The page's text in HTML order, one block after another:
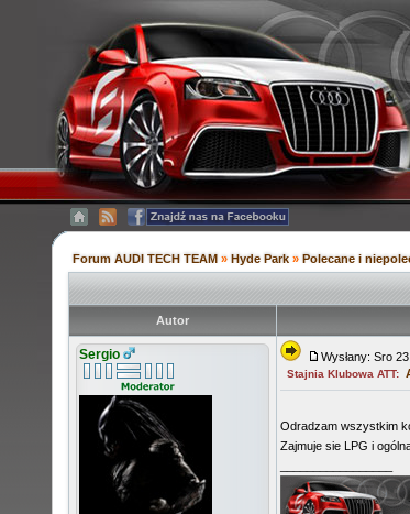
Forum AUDI TECH TEAM » Hyde Park » Polecane i
Autor
Sergio Wysłany: Sro
Stajnia Klubowa ATT:
Odradzam wszystkim
Zajmuje sie LPG i